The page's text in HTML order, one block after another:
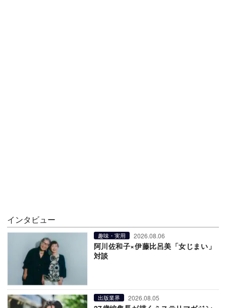
インタビュー
趣味・実用 2026.08.06
阿川佐和子×伊藤比呂美「女じまい」
対談
出版業界 2026.08.05